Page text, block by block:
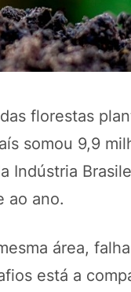
florestas
somou 9,9
Indústria
ao ano.
área,
está a